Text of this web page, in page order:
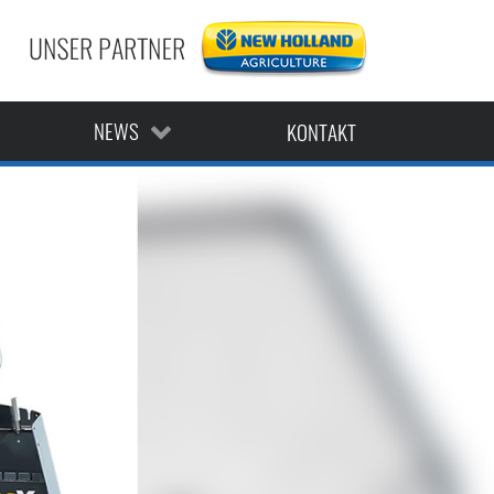
NEWS
AKTUELLE MELDUNGEN
TERMINE
KONTAKT